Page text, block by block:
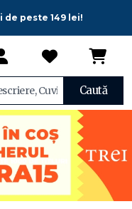
peste 149 lei!
Caută